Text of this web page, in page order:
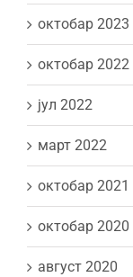
октобар 2023
октобар 2022
јул 2022
март 2022
октобар 2021
октобар 2020
август 2020